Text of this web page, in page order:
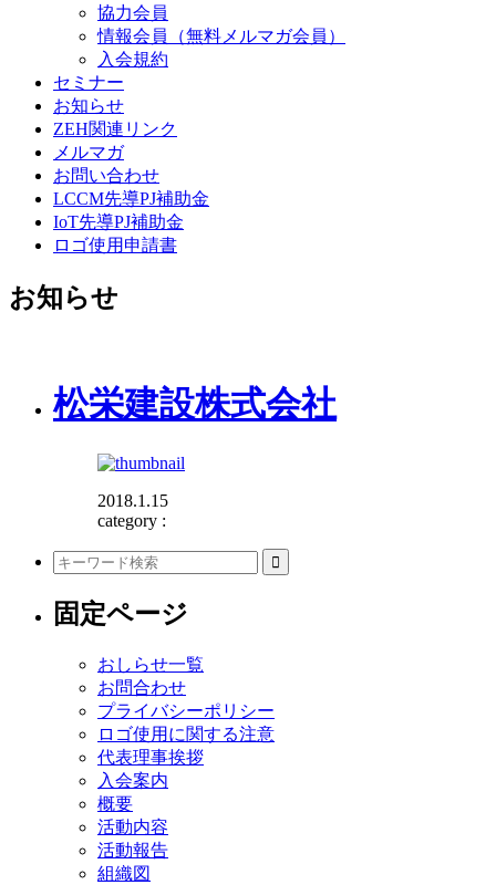
協力会員
情報会員（無料メルマガ会員）
入会規約
セミナー
お知らせ
ZEH関連リンク
メルマガ
お問い合わせ
LCCM先導PJ補助金
IoT先導PJ補助金
ロゴ使用申請書
お知らせ
松栄建設株式会社
2018.1.15
category :
固定ページ
おしらせ一覧
お問合わせ
プライバシーポリシー
ロゴ使用に関する注意
代表理事挨拶
入会案内
概要
活動内容
活動報告
組織図